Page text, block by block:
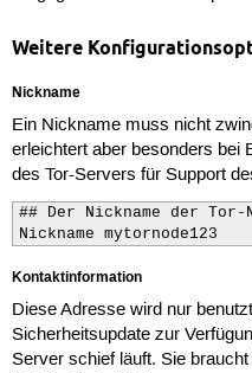
Weitere
Nickname
Ein Nickname muss nicht
erleichtert aber besonders bei
des Tor-Servers für Support
## Der Nickname der
Nickname mytornode123
Kontaktinformation
Diese Adresse wird nur
Sicherheitsupdate zur
Server schief läuft. Sie